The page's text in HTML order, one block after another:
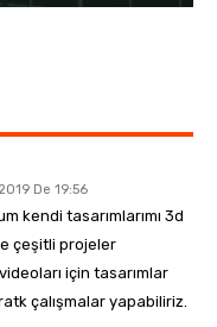
De 19:56
kendi tasarımlarımı 3d
çeşitli projeler
için tasarımlar
çalışmalar yapabiliriz.